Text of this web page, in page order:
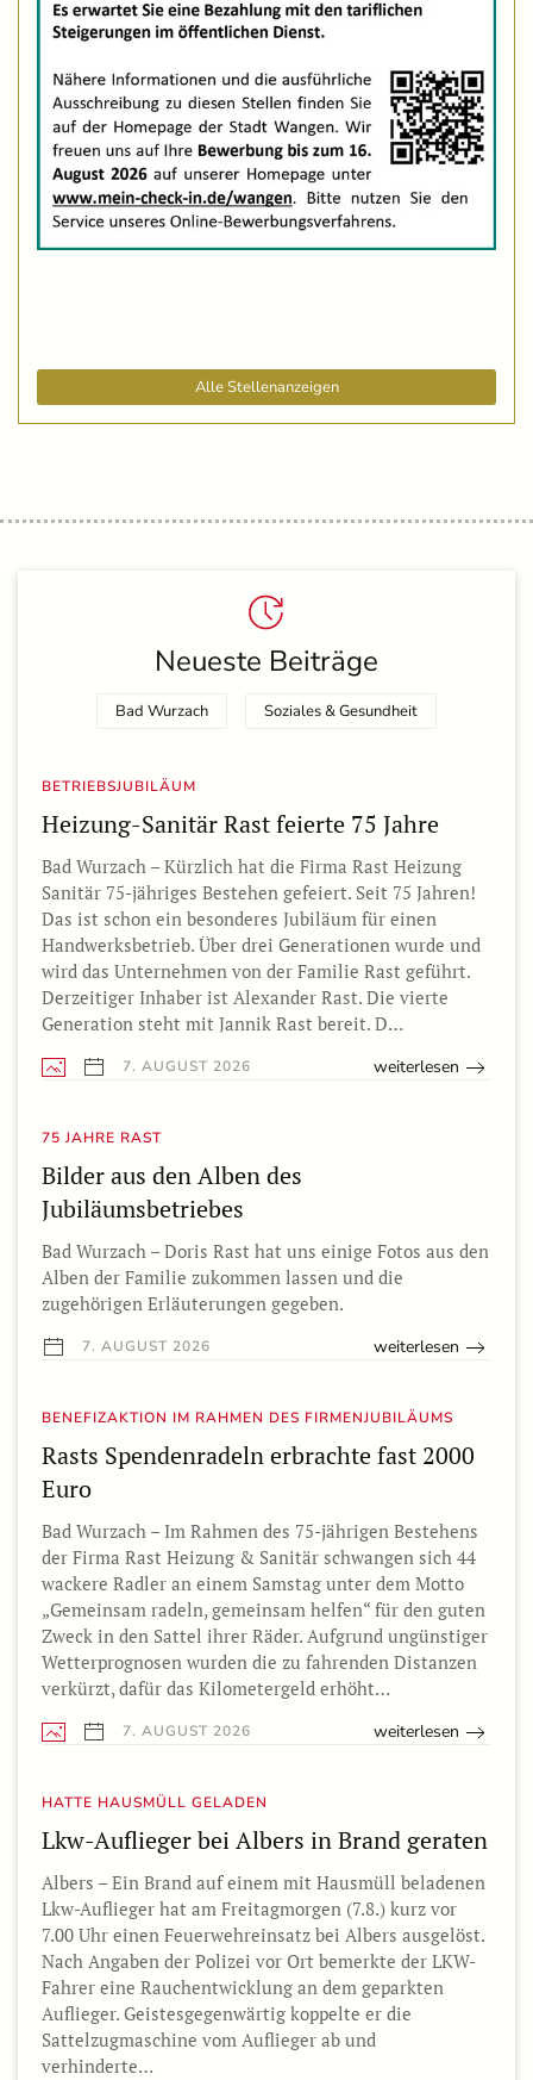
Alle Stellenanzeigen
Neueste Beiträge
Bad Wurzach Soziales & Gesundheit
BETRIEBSJUBILÄUM
Heizung-Sanitär Rast feierte 75 Jahre
Bad Wurzach – Kürzlich hat die Firma Rast Heizung
Sanitär 75-jähriges Bestehen gefeiert. Seit 75 Jahren!
Das ist schon ein besonderes Jubiläum für einen
Handwerksbetrieb. Über drei Generationen wurde und
wird das Unternehmen von der Familie Rast geführt.
Derzeitiger Inhaber ist Alexander Rast. Die vierte
Generation steht mit Jannik Rast bereit. D…
7. AUGUST 2026 weiterlesen
75 JAHRE RAST
Bilder aus den Alben des
Jubiläumsbetriebes
Bad Wurzach – Doris Rast hat uns einige Fotos aus den
Alben der Familie zukommen lassen und die
zugehörigen Erläuterungen gegeben.
7. AUGUST 2026 weiterlesen
BENEFIZAKTION IM RAHMEN DES FIRMENJUBILÄUMS
Rasts Spendenradeln erbrachte fast 2000
Euro
Bad Wurzach – Im Rahmen des 75-jährigen Bestehens
der Firma Rast Heizung & Sanitär schwangen sich 44
wackere Radler an einem Samstag unter dem Motto
„Gemeinsam radeln, gemeinsam helfen“ für den guten
Zweck in den Sattel ihrer Räder. Aufgrund ungünstiger
Wetterprognosen wurden die zu fahrenden Distanzen
verkürzt, dafür das Kilometergeld erhöht…
7. AUGUST 2026 weiterlesen
HATTE HAUSMÜLL GELADEN
Lkw-Auflieger bei Albers in Brand geraten
Albers – Ein Brand auf einem mit Hausmüll beladenen
Lkw-Auflieger hat am Freitagmorgen (7.8.) kurz vor
7.00 Uhr einen Feuerwehreinsatz bei Albers ausgelöst.
Nach Angaben der Polizei vor Ort bemerkte der LKW-
Fahrer eine Rauchentwicklung an dem geparkten
Auflieger. Geistesgegenwärtig koppelte er die
Sattelzugmaschine vom Auflieger ab und
verhinderte…